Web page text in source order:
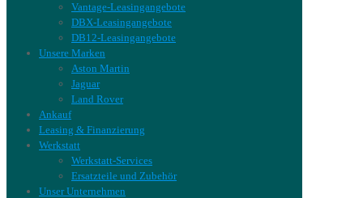
Vantage-Leasingangebote
DBX-Leasingangebote
DB12-Leasingangebote
Unsere Marken
Aston Martin
Jaguar
Land Rover
Ankauf
Leasing & Finanzierung
Werkstatt
Werkstatt-Services
Ersatzteile und Zubehör
Unser Unternehmen